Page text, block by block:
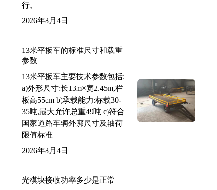
行。
2026年8月4日
13米平板车的标准尺寸和载重
参数
13米平板车主要技术参数包括:
a)外形尺寸:长13m×宽2.45m,栏
板高55cm b)承载能力:标载30-
35吨,最大允许总重49吨 c)符合
国家道路车辆外廓尺寸及轴荷
限值标准
2026年8月4日
光模块接收功率多少是正常